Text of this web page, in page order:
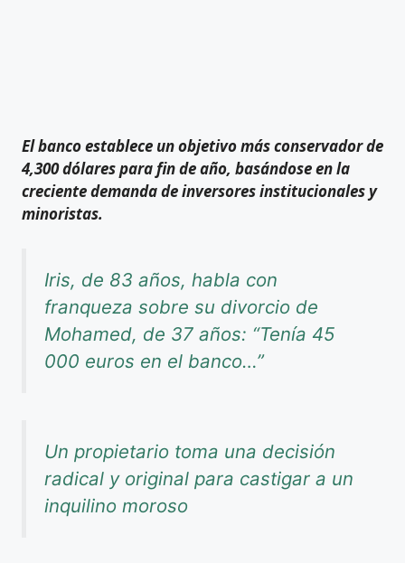
El banco establece un objetivo más conservador de
4,300 dólares para fin de año, basándose en la
creciente demanda de inversores institucionales y
minoristas.
Iris, de 83 años, habla con
franqueza sobre su divorcio de
Mohamed, de 37 años: “Tenía 45
000 euros en el banco…”
Un propietario toma una decisión
radical y original para castigar a un
inquilino moroso